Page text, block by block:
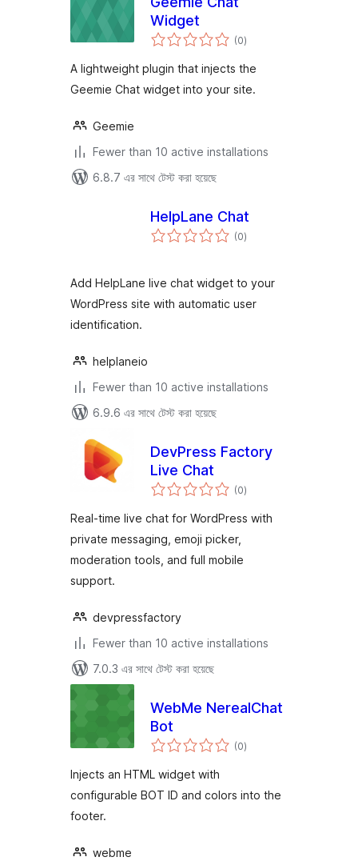
Widget
(0total
ratings
)
A lightweight plugin that injects the
Geemie Chat widget into your site.
Geemie
Fewer than 10 active installations
6.8.7 এর সাথে টেস্ট করা হয়েছে
HelpLane Chat
(0total
ratings
)
Add HelpLane live chat widget to your
WordPress site with automatic user
identification.
helplaneio
Fewer than 10 active installations
6.9.6 এর সাথে টেস্ট করা হয়েছে
DevPress Factory
Live Chat
(0total
ratings
)
Real-time live chat for WordPress with
private messaging, emoji picker,
moderation tools, and full mobile
support.
devpressfactory
Fewer than 10 active installations
7.0.3 এর সাথে টেস্ট করা হয়েছে
WebMe NerealChat
Bot
(0total
ratings
)
Injects an HTML widget with
configurable BOT ID and colors into the
footer.
webme